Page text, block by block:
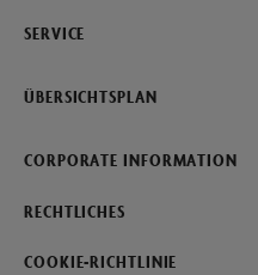
SERVICE
ÜBERSICHTSPLAN
CORPORATE INFORMATION
RECHTLICHES
COOKIE-RICHTLINIE